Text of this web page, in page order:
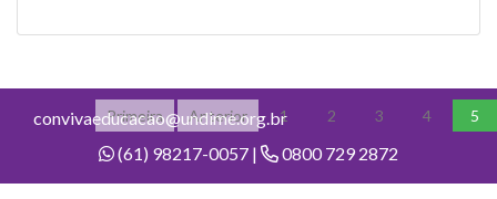
Primeira Anterior 1 2 3 4 5
convivaeducacao@undime.org.br
(61) 98217-0057 |
0800 729 2872